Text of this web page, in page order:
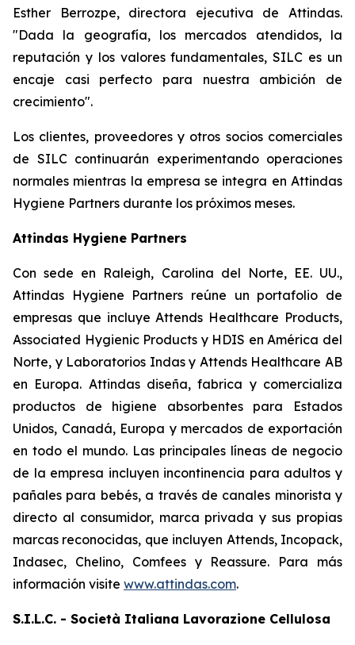
Esther Berrozpe, directora ejecutiva de Attindas.
"Dada la geografía, los mercados atendidos, la
reputación y los valores fundamentales, SILC es un
encaje casi perfecto para nuestra ambición de
crecimiento".
Los clientes, proveedores y otros socios comerciales
de SILC continuarán experimentando operaciones
normales mientras la empresa se integra en Attindas
Hygiene Partners durante los próximos meses.
Attindas Hygiene Partners
Con sede en Raleigh, Carolina del Norte, EE. UU.,
Attindas Hygiene Partners reúne un portafolio de
empresas que incluye Attends Healthcare Products,
Associated Hygienic Products y HDIS en América del
Norte, y Laboratorios Indas y Attends Healthcare AB
en Europa. Attindas diseña, fabrica y comercializa
productos de higiene absorbentes para Estados
Unidos, Canadá, Europa y mercados de exportación
en todo el mundo. Las principales líneas de negocio
de la empresa incluyen incontinencia para adultos y
pañales para bebés, a través de canales minorista y
directo al consumidor, marca privada y sus propias
marcas reconocidas, que incluyen Attends, Incopack,
Indasec, Chelino, Comfeesy Reassure. Para más
información visite www.attindas.com.
S.I.L.C. - Società Italiana Lavorazione Cellulosa